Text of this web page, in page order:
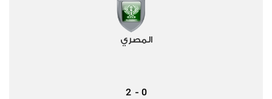
المصري
0
-
2